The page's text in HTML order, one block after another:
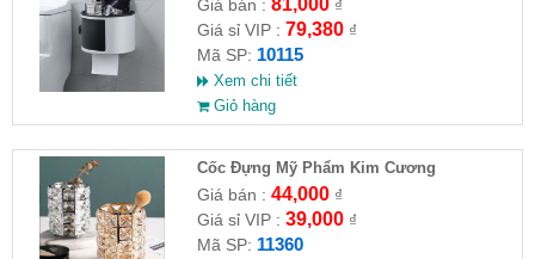
Giá bán :
₫
Giá sỉ VIP : 79,380₫
Mã SP: 10115
Xem chi tiết
Giỏ hàng
Cốc Đựng Mỹ Phẩm Kim Cương
Giá bán : 44,000₫
Giá sỉ VIP : 39,000₫
Mã SP: 11360